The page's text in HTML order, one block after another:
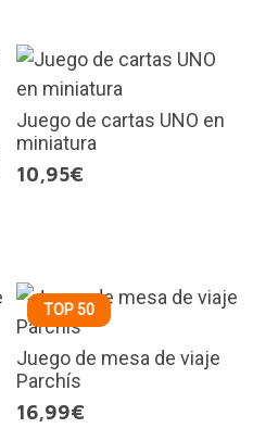
Juego de cartas UNO en
miniatura
10,95€
TOP 50
Juego de mesa de viaje
Parchís
16,99€